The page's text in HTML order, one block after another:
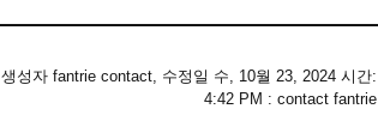
생성자 fantrie contact, 수정일 수, 10월 23, 2024 시간:
4:42 PM : contact fantrie